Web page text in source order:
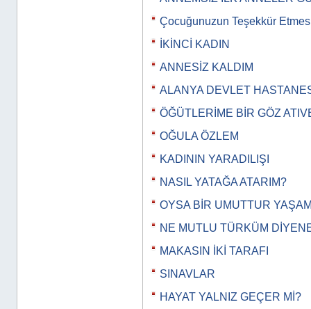
Çocuğunuzun Teşekkür
İKİNCİ KADIN
ANNESİZ KALDIM
ALANYA DEVLET
ÖĞÜTLERİME BİR GÖZ
OĞULA ÖZLEM
KADININ YARADILIŞI
NASIL YATAĞA ATARIM?
OYSA BİR UMUTTUR
NE MUTLU TÜRKÜM
MAKASIN İKİ TARAFI
SINAVLAR
HAYAT YALNIZ GEÇER Mİ?